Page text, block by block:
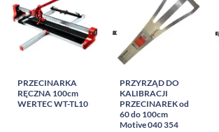
PRZECINARKA
RĘCZNA 100cm
WERTEC WT-TL10
PRZYRZĄD DO
KALIBRACJI
PRZECINAREK od
60 do 100cm
Motive 040 354